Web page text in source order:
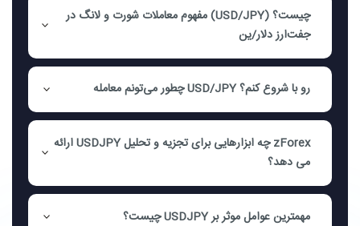
چیست؟ (USD/JPY) مفهوم معاملات شورت و لانگ در
جفت‌ارز دلار/ین
رو با شروع کنم؟ USD/JPY چطور می‌تونم معامله
zForex چه ابزارهایی برای تجزیه و تحلیل USDJPY ارائه
می دهد؟
مهمترین عوامل موثر بر USDJPY چیست؟